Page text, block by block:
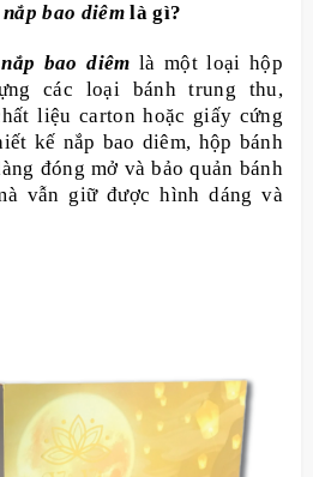
bao diêm là gì?
bao diêm là một loại hộp
các loại bánh trung thu,
liệu carton hoặc giấy cứng
kế nắp bao diêm, hộp bánh
đóng mở và bảo quản bánh
vẫn giữ được hình dáng và